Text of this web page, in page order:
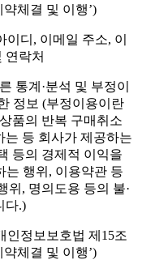
약체결 및 이행’)
이디, 이메일 주소, 이
연락처
통계·분석 및 부정이
정보 (부정이용이란
품의 반복 구매취소
는 등 회사가 제공하는
등의 경제적 이익을
는 행위, 이용약관 등
위, 명의도용 등의 불·
다.)
인정보보호법 제15조
약체결 및 이행’)